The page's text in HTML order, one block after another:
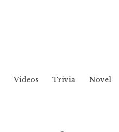
Videos Trivia Novel